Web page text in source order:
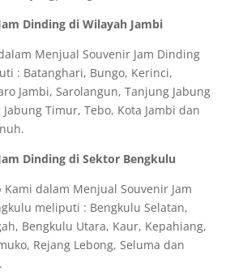
Dinding di Wilayah Jambi
Menjual Souvenir Jam Dinding
: Batanghari, Bungo, Kerinci,
Jambi, Sarolangun, Tanjung Jabung
Timur, Tebo, Kota Jambi dan
Dinding di Sektor Bengkulu
Kami dalam Menjual Souvenir Jam
meliputi : Bengkulu Selatan,
Bengkulu Utara, Kaur, Kepahiang,
Rejang Lebong, Seluma dan